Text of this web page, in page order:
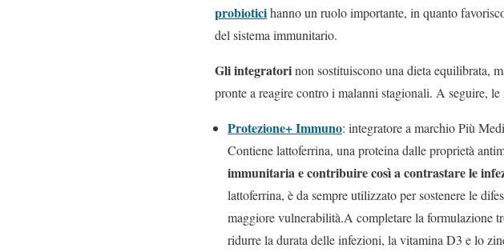
probioticihanno un ruolo importante, in quanto
del sistema immunitario.
Gli integratorinon sostituiscono una dieta equilibrata,
pronte a reagire contro i malanni stagionali. A seguire,
Protezione+ Immuno: integratore a marchio Più
Contiene lattoferrina, una proteina dalle proprietà
immunitaria e contribuire così a contrastare le
lattoferrina, è da sempre utilizzato per sostenere le
maggiore vulnerabilità.A completare la formulazione
ridurre la durata delle infezioni, la vitamina D3 e lo